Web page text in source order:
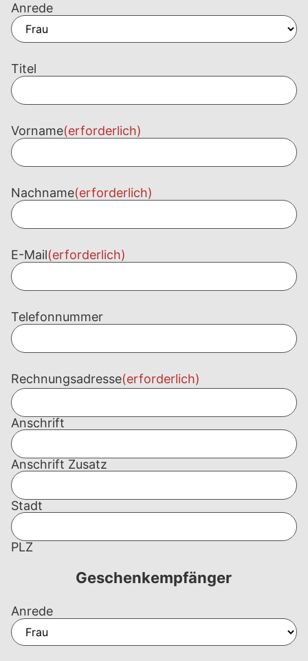
Anrede
Titel
Vorname(erforderlich)
Nachname(erforderlich)
E-Mail(erforderlich)
Telefonnummer
Rechnungsadresse(erforderlich)
Anschrift
Anschrift Zusatz
Stadt
PLZ
Geschenkempfänger
Anrede